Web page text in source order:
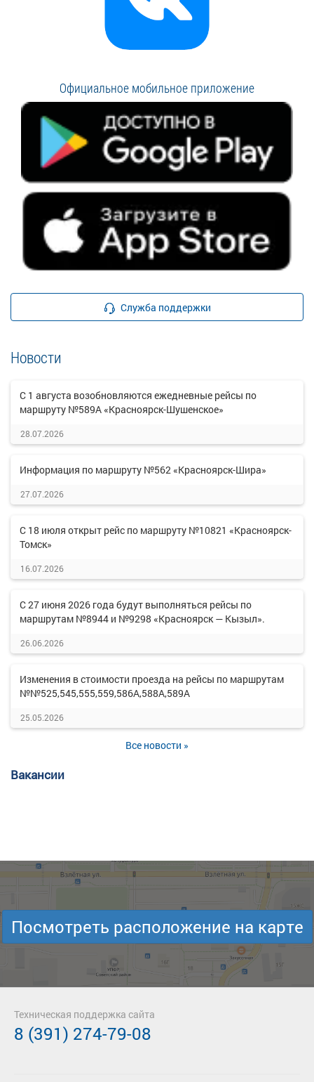
Официальное мобильное приложение
Служба поддержки
Новости
С 1 августа возобновляются ежедневные рейсы по
маршруту №589А «Красноярск-Шушенское»
28.07.2026
Информация по маршруту №562 «Красноярск-Шира»
27.07.2026
С 18 июля открыт рейс по маршруту №10821 «Красноярск-
Томск»
16.07.2026
С 27 июня 2026 года будут выполняться рейсы по
маршрутам №8944 и №9298 «Красноярск — Кызыл».
26.06.2026
Изменения в стоимости проезда на рейсы по маршрутам
№№525,545,555,559,586А,588А,589А
25.05.2026
Все новости »
Вакансии
Посмотреть расположение на карте
Техническая поддержка сайта
8 (391) 274-79-08